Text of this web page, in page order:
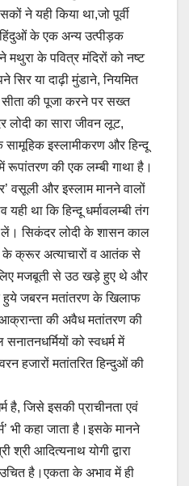
ने यही किया था,जो पूर्वी
के एक अन्य उत्पीड़क
के पवित्र मंदिरों को नष्ट
या दाढ़ी मुंडाने, नियमित
की पूजा करने पर सख्त
लोदी का सारा जीवन लूट,
सामूहिक इस्लामीकरण और हिन्दू
रूपांतरण की एक लम्बी गाथा है।
वसूली और इस्लाम मानने वालों
था कि हिन्दू धर्मावलम्बी तंग
लें। सिकंदर लोदी के शासन काल
के क्रूर अत्याचारों व आतंक से
मजबूती से उठ खड़े हुए थे और
हुये जबरन मतांतरण के खिलाफ
की अवैध मतांतरण की
को स्वधर्म में
हजारों मतांतरित हिन्दुओं की
है, जिसे इसकी प्राचीनता एवं
भी कहा जाता है।इसके मानने
श्री आदित्यनाथ योगी द्वारा
है।एकता के अभाव में ही